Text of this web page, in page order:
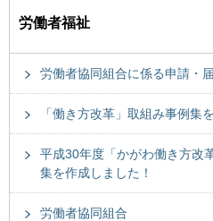
労働者福祉
労働者協同組合に係る申請・
「働き方改革」取組み事例集
平成30年度「かがわ働き方改
集を作成しました！
労働者協同組合